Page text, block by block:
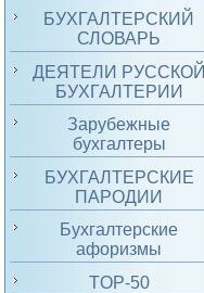
БУХГАЛТЕРСКИЙ
СЛОВАРЬ
ДЕЯТЕЛИ РУССКОЙ
БУХГАЛТЕРИИ
Зарубежные
бухгалтеры
БУХГАЛТЕРСКИЕ
ПАРОДИИ
Бухгалтерские
афоризмы
TOP-50